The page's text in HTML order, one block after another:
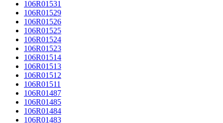
106R01531
106R01529
106R01526
106R01525
106R01524
106R01523
106R01514
106R01513
106R01512
106R01511
106R01487
106R01485
106R01484
106R01483